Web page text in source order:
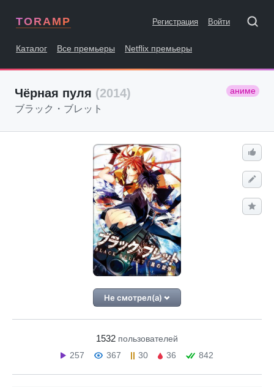
TORAMP Регистрация Войти
Каталог Все премьеры Netflix премьеры
Чёрная пуля (2014) аниме
ブラック・ブレット
Не смотрел(а)
1532 пользователей
257
367 30 36 842